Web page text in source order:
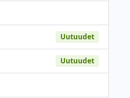
Uutuudet
Uutuudet